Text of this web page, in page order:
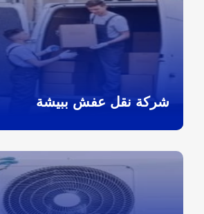
شركة نقل عفش ببيشة